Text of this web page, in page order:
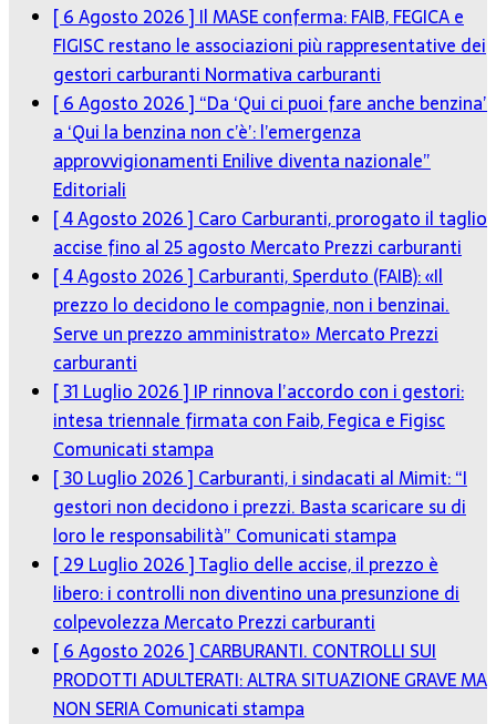
[ 6 Agosto 2026 ] Il MASE conferma: FAIB, FEGICA e
FIGISC restano le associazioni più rappresentative dei
gestori carburanti Normativa carburanti
[ 6 Agosto 2026 ] “Da ‘Qui ci puoi fare anche benzina’
a ‘Qui la benzina non c’è’: l’emergenza
approvvigionamenti Enilive diventa nazionale”
Editoriali
[ 4 Agosto 2026 ] Caro Carburanti, prorogato il taglio
accise fino al 25 agostoMercato Prezzi carburanti
[ 4 Agosto 2026 ] Carburanti, Sperduto (FAIB): «Il
prezzo lo decidono le compagnie, non i benzinai.
Serve un prezzo amministrato»Mercato Prezzi
carburanti
[ 31 Luglio 2026 ] IP rinnova l’accordo con i gestori:
intesa triennale firmata con Faib, Fegica e Figisc
Comunicati stampa
[ 30 Luglio 2026 ] Carburanti, i sindacati al Mimit: “I
gestori non decidono i prezzi. Basta scaricare su di
loro le responsabilità” Comunicati stampa
[ 29 Luglio 2026 ]Taglio delle accise, il prezzo è
libero: i controlli non diventino una presunzione di
colpevolezzaMercato Prezzi carburanti
[ 6 Agosto 2026 ] CARBURANTI. CONTROLLI SUI
PRODOTTI ADULTERATI: ALTRA SITUAZIONE GRAVE MA
NON SERIAComunicati stampa